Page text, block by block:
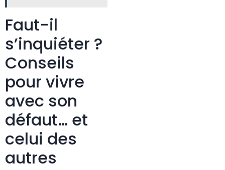
Faut-il
s’inquiéter ?
Conseils
pour vivre
avec son
défaut… et
celui des
autres